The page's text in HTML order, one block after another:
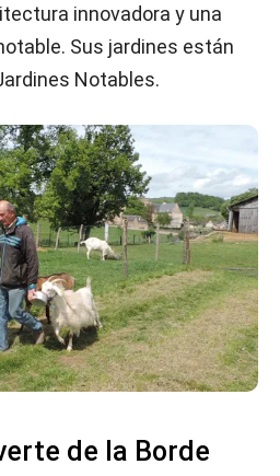
innovadora y una
Sus jardines están
Notables.
de la Borde